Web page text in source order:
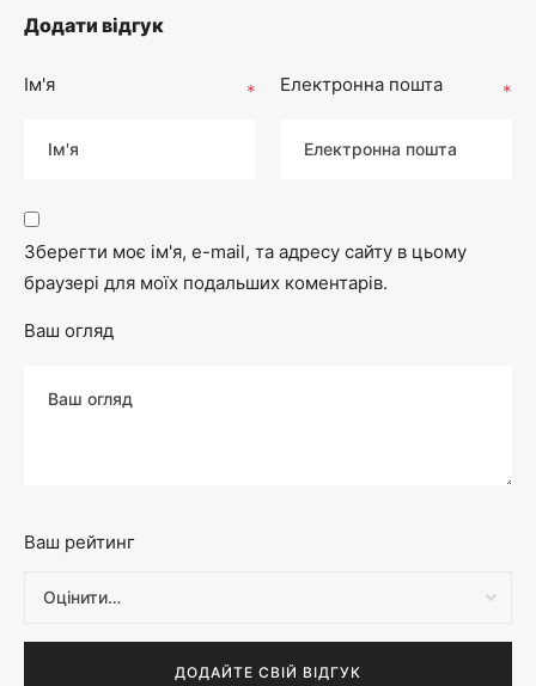
Додати відгук
Ім'я * Електронна пошта *
Зберегти моє ім'я, e-mail, та адресу сайту в цьому
браузері для моїх подальших коментарів.
Ваш огляд
Ваш рейтинг